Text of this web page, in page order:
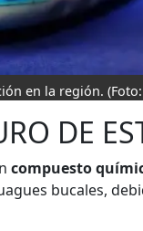
en la región.
DE
compuesto
bucales,